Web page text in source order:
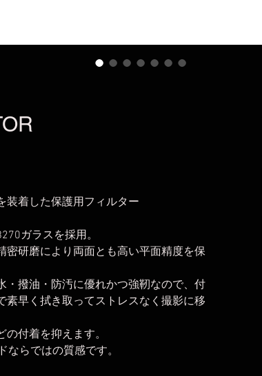
着した保護用フィルター
ガラスを採用。
密研磨により両面とも高い平面精度を保
・撥油・防汚に優れかつ強靭なので、付
素早く拭き取ってストレスなく撮影に移
付着を抑えます。
ならではの質感です。